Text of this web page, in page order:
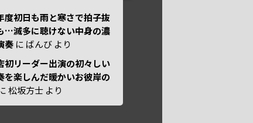
度初日も雨と寒さで拍子抜
…滅多に聴けない中身の濃
奏 に ばんび より
初リーダー出演の初々しい
を楽しんだ暖かいお彼岸の
松坂方士 より